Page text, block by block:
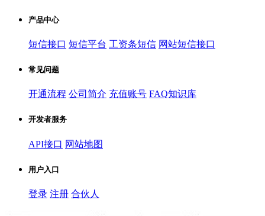
产品中心
短信接口 短信平台 工资条短信 网站短信接口
常见问题
开通流程 公司简介 充值账号 FAQ知识库
开发者服务
API接口 网站地图
用户入口
登录 注册 合伙人